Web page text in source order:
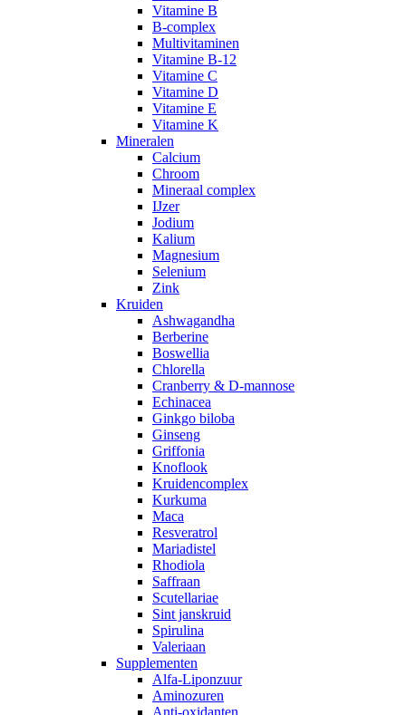
Vitamine B
B-complex
Multivitaminen
Vitamine B-12
Vitamine C
Vitamine D
Vitamine E
Vitamine K
Mineralen
Calcium
Chroom
Mineraal complex
IJzer
Jodium
Kalium
Magnesium
Selenium
Zink
Kruiden
Ashwagandha
Berberine
Boswellia
Chlorella
Cranberry & D-mannose
Echinacea
Ginkgo biloba
Ginseng
Griffonia
Knoflook
Kruidencomplex
Kurkuma
Maca
Resveratrol
Mariadistel
Rhodiola
Saffraan
Scutellariae
Sint janskruid
Spirulina
Valeriaan
Supplementen
Alfa-Liponzuur
Aminozuren
Anti-oxidanten